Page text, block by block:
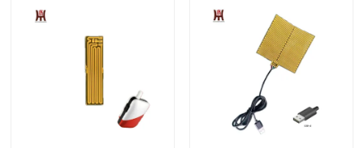
Radiatore flessibile del film
Radiatore del film di pi
Film del riscaldamento del Polyimide